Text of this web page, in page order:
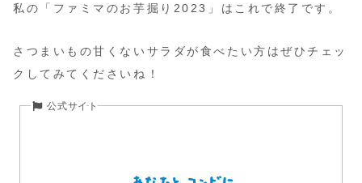
私の「ファミマのお芋掘り2023」はこれで終了です。
さつまいもの甘くないサラダが食べたい方はぜひチェッ
クしてみてくださいね！